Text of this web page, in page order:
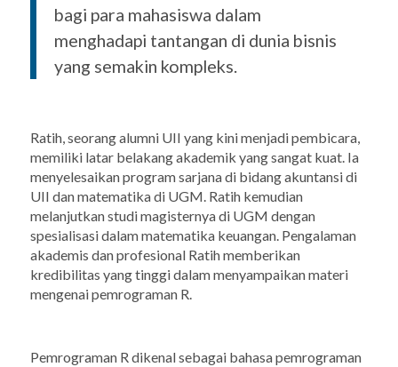
bagi para mahasiswa dalam
menghadapi tantangan di dunia bisnis
yang semakin kompleks.
Ratih, seorang alumni UII yang kini menjadi pembicara,
memiliki latar belakang akademik yang sangat kuat. Ia
menyelesaikan program sarjana di bidang akuntansi di
UII dan matematika di UGM. Ratih kemudian
melanjutkan studi magisternya di UGM dengan
spesialisasi dalam matematika keuangan. Pengalaman
akademis dan profesional Ratih memberikan
kredibilitas yang tinggi dalam menyampaikan materi
mengenai pemrograman R.
Pemrograman R dikenal sebagai bahasa pemrograman